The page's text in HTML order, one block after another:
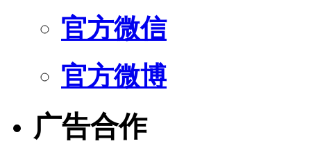
官方微信
官方微博
广告合作